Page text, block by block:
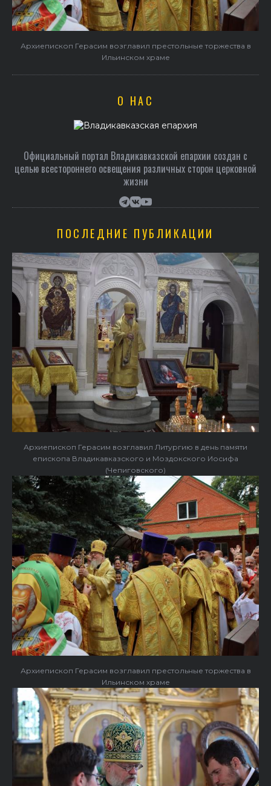
В праздник святого Серафима Саровского архиепископ
Герасим совершил Литургию в Покровском храме
О НАС
Официальный портал Владикавказской епархии создан c
целью всестороннего освещения различных сторон церковной
жизни
ПОСЛЕДНИЕ ПУБЛИКАЦИИ
Архиепископ Герасим возглавил Литургию в день памяти
епископа Владикавказского и Моздокского Иосифа
(Чепиговского)
Архиепископ Герасим возглавил престольные торжества в
Ильинском храме